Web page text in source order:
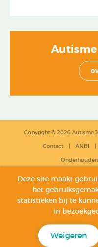
Copyright © 2026 Autisme
Contact ANBI
Deze site maakt
het
statistieken bij te
in
Weigeren